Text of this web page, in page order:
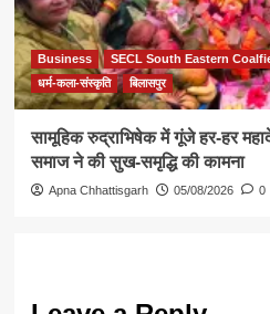
Business SECL South Eastern
धर्म-कला-संस्कृति
बिलासपुर
सामूहिक रुद्राभिषेक में गूंजे हर-हर
समाज ने की सुख-समृद्धि की कामना
Apna Chhattisgarh 05/08/2026 0